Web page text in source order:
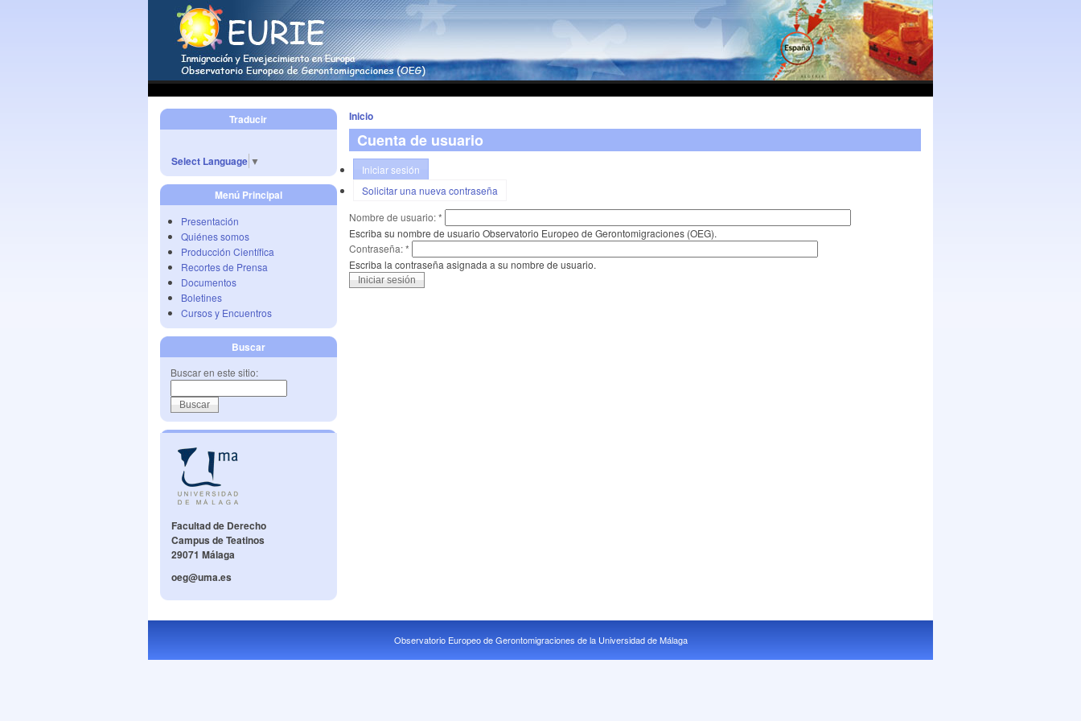
Traducir
Select Language ▼
Menú Principal
Presentación
Quiénes somos
Producción Científica
Recortes de Prensa
Documentos
Boletines
Cursos y Encuentros
Buscar
Buscar en este sitio:
Facultad de Derecho
Campus de Teatinos
29071 Málaga
oeg@uma.es
Inicio
Cuenta de usuario
Iniciar sesión
Solicitar una nueva contraseña
Nombre de usuario:*
Escriba su nombre de usuario Observatorio Europeo de Gerontomigraciones (OEG).
Contraseña:*
Escriba la contraseña asignada a su nombre de usuario.
Observatorio Europeo de Gerontomigraciones de la Universidad de Málaga